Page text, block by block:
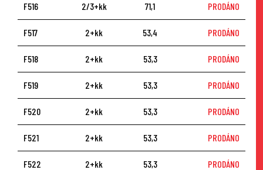
F516 2/3+kk 71,1 PRODÁNO
F517 2+kk 53,4 PRODÁNO
F518 2+kk 53,3 PRODÁNO
F519 2+kk 53,3 PRODÁNO
F520 2+kk 53,3 PRODÁNO
F521 2+kk 53,3 PRODÁNO
F522 2+kk 53,3 PRODÁNO